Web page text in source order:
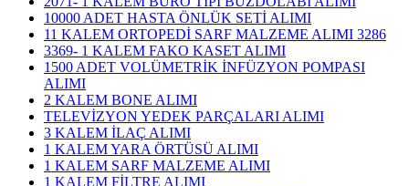
10000 ADET HASTA ÖNLÜK SETİ ALIMI
11 KALEM ORTOPEDİ SARF MALZEME ALIMI 3286
3369- 1 KALEM FAKO KASET ALIMI
1500 ADET VOLÜMETRİK İNFÜZYON POMPASI
ALIMI
2 KALEM BONE ALIMI
TELEVİZYON YEDEK PARÇALARI ALIMI
3 KALEM İLAÇ ALIMI
1 KALEM YARA ÖRTÜSÜ ALIMI
1 KALEM SARF MALZEME ALIMI
1 KALEM FİLTRE ALIMI